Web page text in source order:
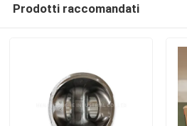
Prodotti raccomandati